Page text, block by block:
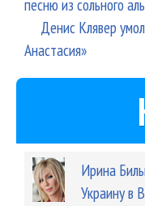
песню из сольного
Денис Клявер
Анастасия»
Ирина
Украину в